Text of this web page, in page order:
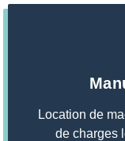
Location de
de charges